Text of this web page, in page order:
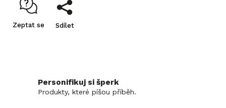
Zeptat se Sdílet
Personifikuj si šperk
Produkty, které píšou příběh.